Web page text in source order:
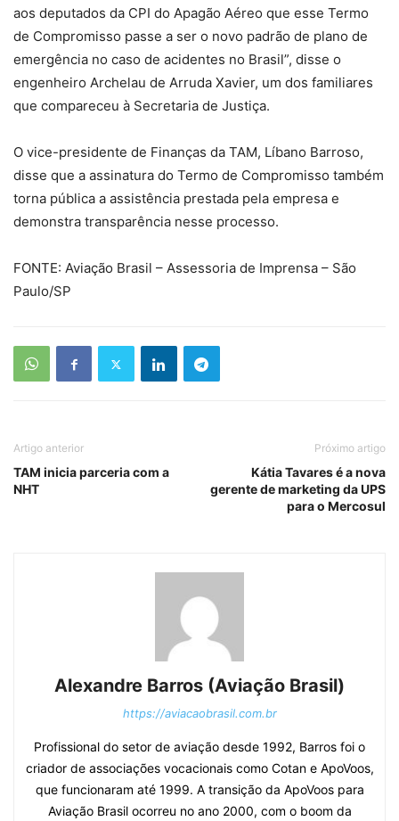
aos deputados da CPI do Apagão Aéreo que esse Termo
de Compromisso passe a ser o novo padrão de plano de
emergência no caso de acidentes no Brasil”, disse o
engenheiro Archelau de Arruda Xavier, um dos familiares
que compareceu à Secretaria de Justiça.
O vice-presidente de Finanças da TAM, Líbano Barroso,
disse que a assinatura do Termo de Compromisso também
torna pública a assistência prestada pela empresa e
demonstra transparência nesse processo.
FONTE: Aviação Brasil – Assessoria de Imprensa – São
Paulo/SP
Artigo anterior
TAM inicia parceria com a
NHT
Próximo artigo
Kátia Tavares é a nova
gerente de marketing da UPS
para o Mercosul
Alexandre Barros (Aviação Brasil)
https://aviacaobrasil.com.br
Profissional do setor de aviação desde 1992, Barros foi o
criador de associações vocacionais como Cotan e ApoVoos,
que funcionaram até 1999. A transição da ApoVoos para
Aviação Brasil ocorreu no ano 2000, com o boom da